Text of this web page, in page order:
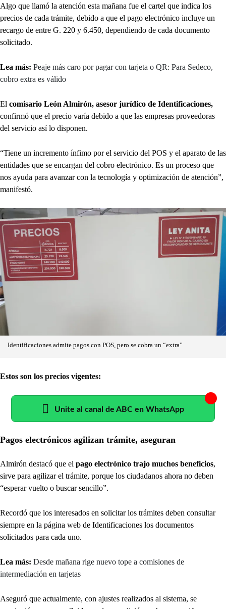
Algo que llamó la atención esta mañana fue el cartel que indica los
precios de cada trámite, debido a que el pago electrónico incluye un
recargo de entre G. 220 y 6.450, dependiendo de cada documento
solicitado.
Lea más: Peaje más caro por pagar con tarjeta o QR: Para Sedeco,
cobro extra es válido
El comisario León Almirón, asesor jurídico de Identificaciones,
confirmó que el precio varía debido a que las empresas proveedoras
del servicio así lo disponen.
“Tiene un incremento ínfimo por el servicio del POS y el aparato de las
entidades que se encargan del cobro electrónico. Es un proceso que
nos ayuda para avanzar con la tecnología y optimización de atención”,
manifestó.
Identificaciones admite pagos con POS, pero se cobra un “extra”
Estos son los precios vigentes:
Unite al canal de ABC en WhatsApp
Pagos electrónicos agilizan trámite, aseguran
Almirón destacó que el pago electrónico trajo muchos beneficios,
sirve para agilizar el trámite, porque los ciudadanos ahora no deben
“esperar vuelto o buscar sencillo”.
Recordó que los interesados en solicitar los trámites deben consultar
siempre en la página web de Identificaciones los documentos
solicitados para cada uno.
Lea más: Desde mañana rige nuevo tope a comisiones de
intermediación en tarjetas
Aseguró que actualmente, con ajustes realizados al sistema, se